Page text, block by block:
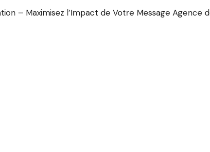
– Maximisez l’Impact de Votre Message Agence